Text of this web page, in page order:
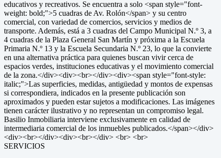
educativos y recreativos. Se encuentra a solo <span style="font-
weight: bold;">5 cuadras de Av. Rolón</span> y su centro
comercial, con variedad de comercios, servicios y medios de
transporte. Además, está a 3 cuadras del Campo Municipal N.º 3, a
4 cuadras de la Plaza General San Martín y próxima a la Escuela
Primaria N.º 13 y la Escuela Secundaria N.º 23, lo que la convierte
en una alternativa práctica para quienes buscan vivir cerca de
espacios verdes, instituciones educativas y el movimiento comercial
de la zona.</div><div><br></div><div><span style="font-style:
italic;">Las superficies, medidas, antigüedad y montos de expensas
si correspondiera, indicados en la presente publicación son
aproximados y pueden estar sujetos a modificaciones. Las imágenes
tienen carácter ilustrativo y no representan un compromiso legal.
Basilio Inmobiliaria interviene exclusivamente en calidad de
intermediaria comercial de los inmuebles publicados.</span></div>
<div><br></div><div><br></div> <br> <br>
SERVICIOS